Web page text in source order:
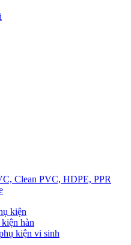
Clean PVC, HDPE, PPR
kiện
hàn
kiện vi sinh